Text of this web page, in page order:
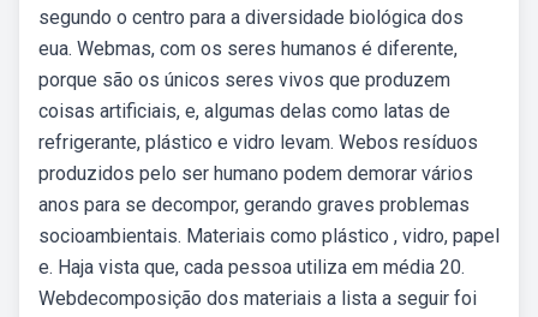
segundo o centro para a diversidade biológica dos
eua. Webmas, com os seres humanos é diferente,
porque são os únicos seres vivos que produzem
coisas artificiais, e, algumas delas como latas de
refrigerante, plástico e vidro levam. Webos resíduos
produzidos pelo ser humano podem demorar vários
anos para se decompor, gerando graves problemas
socioambientais. Materiais como plástico , vidro, papel
e. Haja vista que, cada pessoa utiliza em média 20.
Webdecomposição dos materiais a lista a seguir foi